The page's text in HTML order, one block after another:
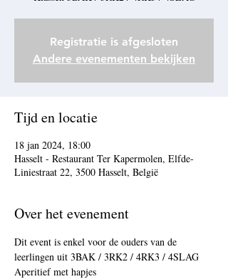
Registratie is afgesloten
Andere evenementen bekijken
Tijd en locatie
18 jan 2024, 18:00
Hasselt - Restaurant Ter Kapermolen, Elfde-
Liniestraat 22, 3500 Hasselt, België
Over het evenement
Dit event is enkel voor de ouders van de
leerlingen uit 3BAK / 3RK2 / 4RK3 / 4SLAG
Aperitief met hapjes